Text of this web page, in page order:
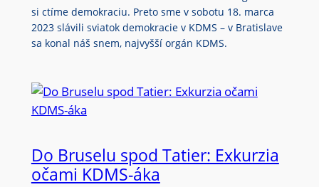
si ctíme demokraciu. Preto sme v sobotu 18. marca
2023 slávili sviatok demokracie v KDMS – v Bratislave
sa konal náš snem, najvyšší orgán KDMS.
Do Bruselu spod Tatier: Exkurzia
očami KDMS-áka